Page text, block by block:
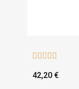
    
42,20 €